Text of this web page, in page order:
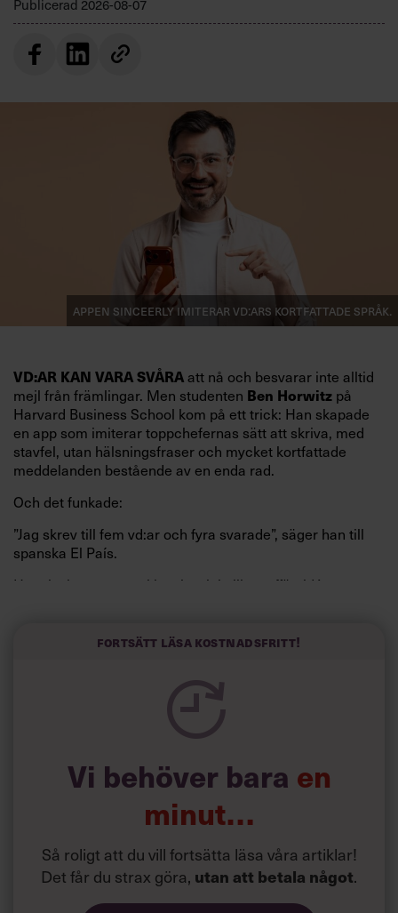
Publicerad 2026-08-07
Appen Sinceerly imiterar vd:ars kortfattade språk.
VD:AR KAN VARA SVÅRAatt nå och besvarar inte alltid
mejl från främlingar. Men studenten Ben Horwitz på
Harvard Business School kom på ett trick: Han skapade
en app som imiterar toppchefernas sätt att skriva, med
stavfel, utan hälsningsfraser och mycket kortfattade
meddelanden bestående av en enda rad.
Och det funkade:
”Jag skrev till fem vd:ar och fyra svarade”, säger han till
spanska El País.
Horwitz har nu utvecklat sitt trick till en affärsidé: appen
kortfattat slarviga vd-stilen.
Fortsätt läsa kostnadsfritt!
Vi behöver bara en
minut…
Så roligt att du vill fortsätta läsa våra artiklar!
Det får du strax göra, utan att betala något.